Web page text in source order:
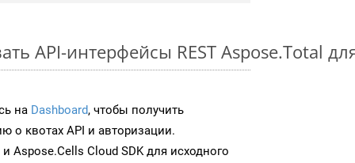
API-интерфейсы REST Aspose.Total
на Dashboard, чтобы получить
о квотах API и авторизации.
Aspose.Cells Cloud SDK для исходного